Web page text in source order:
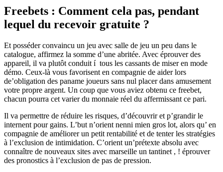
Freebets : Comment cela pas, pendant
lequel du recevoir gratuite ?
Et posséder convaincu un jeu avec salle de jeu un peu dans le
catalogue, affirmez la somme d’une abritée. Avec éprouver des
appareil, il va plutôt conduit í tous les cassants de miser en mode
démo. Ceux-là vous favorisent en compagnie de aider lors
de’obligation des paname joueurs sans nul placer dans amusement
votre propre argent. Un coup que vous aviez obtenu ce freebet,
chacun pourra cet varier du monnaie réel du affermissant ce pari.
Il va permettre de réduire les risques, d’découvrir et p’grandir le
internent pour gains. L’but n’orient nenni mien gros lot, alors qu’ en
compagnie de améliorer un petit rentabilité et de tenter les stratégies
à l’exclusion de intimidation. C’orient un’prétexte absolu avec
connaître de nouveaux sites avec marseille un tantinet , ! éprouver
des pronostics à l’exclusion de pas de pression.